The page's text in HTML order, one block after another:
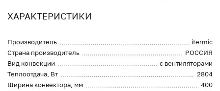
ХАРАКТЕРИСТИКИ
Производитель
itermic
Страна производитель
РОССИЯ
Вид конвекции
с вентиляторами
Теплоотдача, Вт
2804
Ширина конвектора, мм
400